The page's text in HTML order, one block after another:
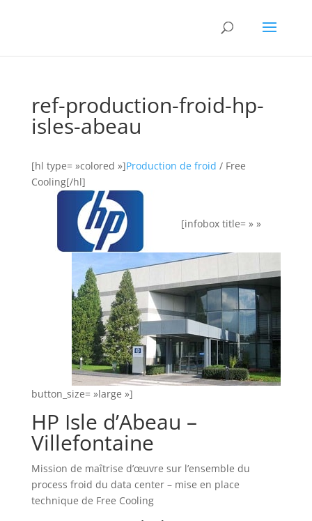
ref-production-froid-hp-
isles-abeau
[hl type= »colored »]Production de froid / Free
Cooling[/hl]
[infobox title= » »
button_size= »large »]
HP Isle d’Abeau –
Villefontaine
Mission de maîtrise d’œuvre sur l’ensemble du
process froid du data center – mise en place
technique de Free Cooling